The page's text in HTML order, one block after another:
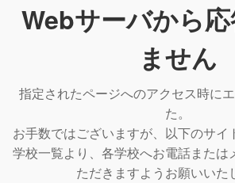
Webサーバから
ません
指定されたページへのアクセス時に
た。
お手数ではございますが、以下のサイ
学校一覧より、各学校へお電話または
ただきますようお願いいた